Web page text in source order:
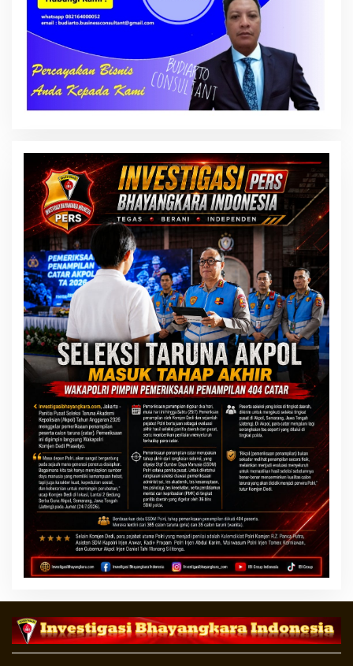
Copyright ©2020 Investigasi Bhayangkara Indonesia
Indeks Berita Tentang Kami / Redaksi